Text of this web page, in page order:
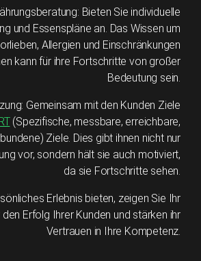
Bieten Sie individuelle
und Essenspläne an. Das Wissen um
Allergien und Einschränkungen
kann für ihre Fortschritte von großer
Bedeutung sein.
Gemeinsam mit den Kunden Ziele
(Spezifische, messbare, erreichbare,
Ziele. Dies gibt ihnen nicht nur
vor, sondern hält sie auch motiviert,
da sie Fortschritte sehen.
Erlebnis bieten, zeigen Sie Ihr
Erfolg Ihrer Kunden und stärken ihr
Vertrauen in Ihre Kompetenz.